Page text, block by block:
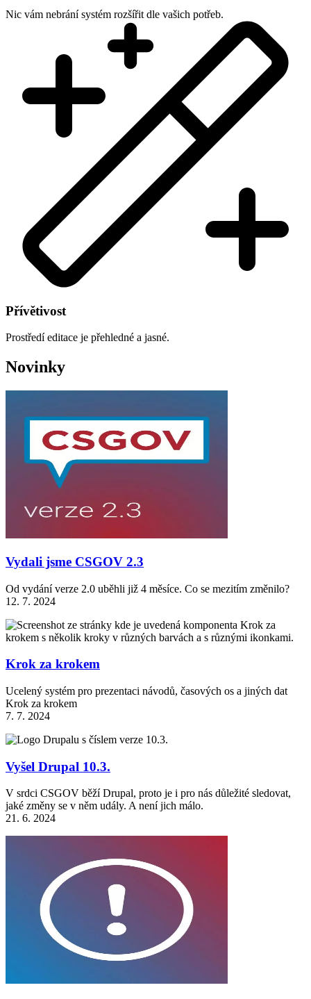
Nic vám nebrání systém rozšířit dle vašich potřeb.
Přívětivost
Prostředí editace je přehledné a jasné.
Novinky
Vydali jsme CSGOV 2.3
Od vydání verze 2.0 uběhli již 4 měsíce. Co se mezitím změnilo?
12. 7. 2024
Krok za krokem
Ucelený systém pro prezentaci návodů, časových os a jiných dat
Krok za krokem
7. 7. 2024
Vyšel Drupal 10.3.
V srdci CSGOV běží Drupal, proto je i pro nás důležité sledovat,
jaké změny se v něm udály. A není jich málo.
21. 6. 2024